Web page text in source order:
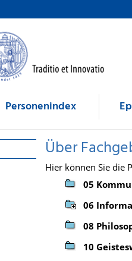
Personenindex
Über
Hier können Sie die
05
06
08
10